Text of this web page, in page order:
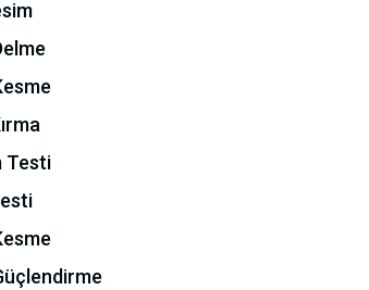
Testi